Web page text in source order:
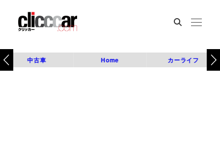
中古車 Home カーライフ